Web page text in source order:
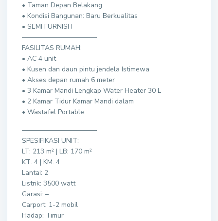
• Taman Depan Belakang
• Kondisi Bangunan: Baru Berkualitas
• SEMI FURNISH
———————————
FASILITAS RUMAH:
• AC 4 unit
• Kusen dan daun pintu jendela Istimewa
• Akses depan rumah 6 meter
• 3 Kamar Mandi Lengkap Water Heater 30 L
• 2 Kamar Tidur Kamar Mandi dalam
• Wastafel Portable
———————————
SPESIFIKASI UNIT:
LT: 213 m² | LB: 170 m²
KT: 4 | KM: 4
Lantai: 2
Listrik: 3500 watt
Garasi: –
Carport: 1-2 mobil
Hadap: Timur